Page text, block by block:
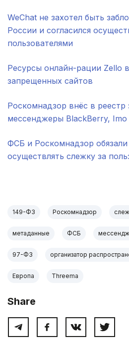
WeChat не захотел быть
России и согласился
пользователями
Ресурсы онлайн-рации Zello
запрещенных сайтов
Роскомнадзор внёс в
мессенджеры BlackBerry, Imo
ФСБ и Роскомнадзор обязали
осуществлять слежку за
149-ФЗ Роскомнадзор
метаданные ФСБ
97-ФЗ организатор
Европа Threema
Share